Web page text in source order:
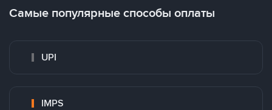
Самые популярные способы оплаты
UPI
IMPS